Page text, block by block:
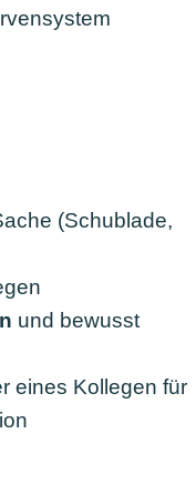
(Schublade,
und bewusst
eines Kollegen für